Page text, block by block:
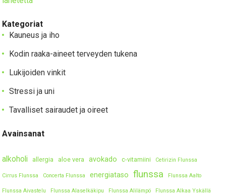
Kategoriat
Kauneus ja iho
Kodin raaka-aineet terveyden tukena
Lukijoiden vinkit
Stressi ja uni
Tavalliset sairaudet ja oireet
Avainsanat
alkoholi allergia aloe vera avokado c-vitamiini Cetirizin Flunssa
Cirrus Flunssa Concerta Flunssa energiataso flunssa Flunssa Aalto
Flunssa Aivastelu Flunssa Alaselkäkipu Flunssa Alilämpö Flunssa Alkaa Yskällä